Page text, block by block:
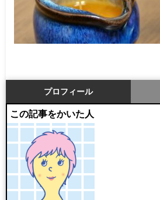
プロフィール
この記事をかいた人